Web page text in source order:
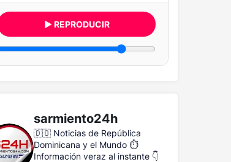
▶ REPRODUCIR
sarmiento24h
🇩🇴 Noticias de República
Dominicana y el Mundo ⏱️
Información veraz al instante 👇